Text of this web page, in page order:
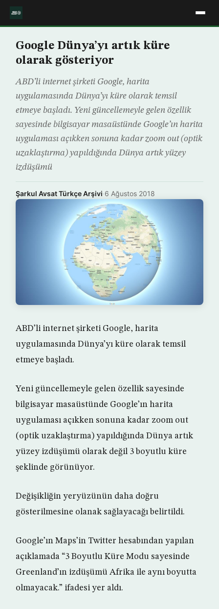
Google Dünya’yı artık küre
olarak gösteriyor
ABD’li internet şirketi Google, harita
uygulamasında Dünya’yı küre olarak temsil
etmeye başladı. Yeni güncellemeyle gelen özellik
sayesinde bilgisayar masaüstünde Google’ın harita
uygulaması açıkken sonuna kadar zoom out (optik
uzaklaştırma) yapıldığında Dünya artık yüzey
izdüşümü
Şarkul Avsat Türkçe Arşivi·6 Ağustos 2018
ABD’li internet şirketi Google, harita
uygulamasında Dünya’yı küre olarak temsil
etmeye başladı.
Yeni güncellemeyle gelen özellik sayesinde
bilgisayar masaüstünde Google’ın harita
uygulaması açıkken sonuna kadar zoom out
(optik uzaklaştırma) yapıldığında Dünya artık
yüzey izdüşümü olarak değil 3 boyutlu küre
şeklinde görünüyor.
Değişikliğin yeryüzünün daha doğru
gösterilmesine olanak sağlayacağı belirtildi.
Google’ın Maps’in Twitter hesabından yapılan
açıklamada “3 Boyutlu Küre Modu sayesinde
Greenland’ın izdüşümü Afrika ile aynı boyutta
olmayacak.” ifadesi yer aldı.